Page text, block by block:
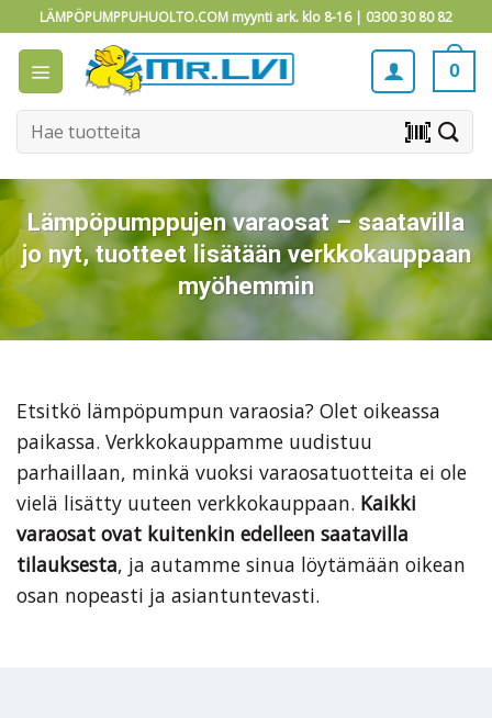
to
content
LÄMPÖPUMPPUHUOLTO.COM myynti ark. klo 8-16 | 0300 30 80 82
0
Etsi: barcode_scanner
Lämpöpumppujen varaosat – saatavilla
jo nyt, tuotteet lisätään verkkokauppaan
myöhemmin
Etsitkö lämpöpumpun varaosia? Olet oikeassa
paikassa. Verkkokauppamme uudistuu
parhaillaan, minkä vuoksi varaosatuotteita ei ole
vielä lisätty uuteen verkkokauppaan. Kaikki
varaosat ovat kuitenkin edelleen saatavilla
tilauksesta, ja autamme sinua löytämään oikean
osan nopeasti ja asiantuntevasti.